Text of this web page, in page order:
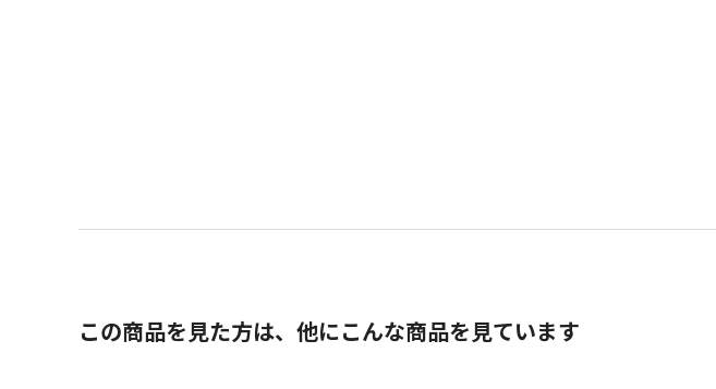
この商品を見た方は、他にこんな商品を見ています